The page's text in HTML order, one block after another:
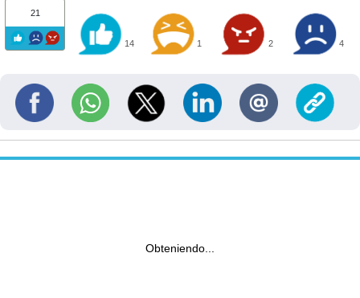
21
14 1 2 4
Obteniendo...